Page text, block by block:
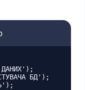
ДАНИХ');
БД');